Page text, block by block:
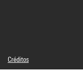
Créditos
© Troels Wörsel